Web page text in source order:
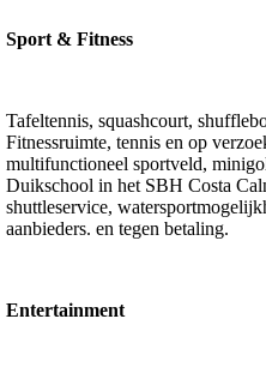
Sport & Fitness
Tafeltennis, squashcourt,
Fitnessruimte, tennis en op
multifunctioneel sportveld,
Duikschool in het SBH Costa
shuttleservice,
aanbieders. en tegen betaling.
Entertainment